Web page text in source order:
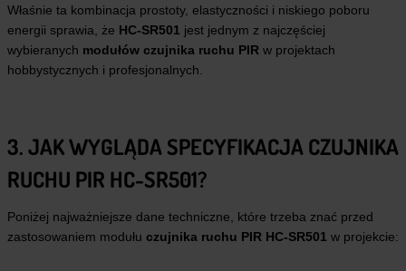
Właśnie ta kombinacja prostoty, elastyczności i niskiego poboru
energii sprawia, że HC-SR501 jest jednym z najczęściej
wybieranych modułów czujnika ruchu PIR w projektach
hobbystycznych i profesjonalnych.
3. JAK WYGLĄDA SPECYFIKACJA CZUJNIKA
RUCHU PIR HC-SR501?
Poniżej najważniejsze dane techniczne, które trzeba znać przed
zastosowaniem modułu czujnika ruchu PIR HC-SR501 w projekcie: